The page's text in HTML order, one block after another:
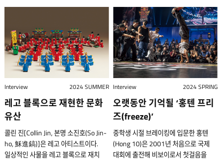
더불어 브랜드 슬로건인 ‘Standard not
Normal’에는 표준이 흔한 것 같지만
사실은 가치를 지켜야만 얻을 수 있다는
우리의 생각을 반영했다. 원목은
스탠다드에이의 정체성이다. 주로 어떤
목재로 가구를 만드는가? 기본적으로
오크, 체리, 월넛 세 가지를 쓰고
메이플을 추가로 활용한다. 목재를
10년 이상 다뤘지만, 아직도 어렵다.
나무의 산지가 바뀌면 가공하는 법도
달라진다. 보통 미국산 목재를
사용하는데, 미국은 지역마다 기후와
환경이 다르기 때문에 목재의 품질이
말이죠. 조금 더 커서 음악을 하게
되면서, 저도 그들처럼 이야기를 잘
버무리는 사람이 되면 좋겠다는 생각을
하게 됐어요.” 특히 그는 체호프의
작품들 가운데 「갈매기」와 「관리의
죽음」에 열광했다. 격조 있는 문어체를
통해 진행되는 스토리에는 엽기적이고
희한한 이야기가 담겨 있었다. 부조리의
미학이 광채를 뿜는 보석 상자를,
단편선은 마음에 깊이 담아두었다.
2000년대 초는 한국에 초고속
인터넷이 보급되면서 온라인 취향
공동체가 만들어지던 시기였다. 당시
청소년기를 지나고 있었던 단편선은
선택이 사라진 시대를 살아가는 우리의
초상을 담아낸다. 이 이야기에 끌리게 된
이유가 궁금하다. 도널드
웨스트레이크의 소설 『액스』를 읽은
지 벌써 20년이 넘었다. 책을 다 읽고 난
순간, ‘이건 꼭 영화로 만들고 싶다’는
생각이 들었다. 그 이유는 여러
가지였지만, 우선 작품의 핵심이었던
비극에 매료되었다. 그러면서 동시에 ‘이
이야기를 조금 다르게, 어쩌면 원작보다
더 유머러스하게 표현해 볼 수 있겠다’는
생각도 들었다. 기저에 깔린 비극에
연극은 큰돈을 버는 일도 아니고, OTT를
통해 전 세계적 명성을 얻는 드라마
감독들처럼 높은 인지도가 생기지도
않는다. 그런데도 왜 그렇게 즐거운지
우문을 던졌더니, “새로운 세계를
만드는 기쁨 때문”이라는 대답이
돌아왔다. “연극은 이야기의 표현
방식이 무척 다양해요. 같은 이야기라도
정말 소소한 일상처럼 풀어낼 수도 있고,
응축해서 상징적으로 표현할 수도 있죠.”
2025년 7월 19일부터 8월 3일까지
두산아트센터 소극장 무대에서
상연되었던 중 한 장면. 창업 2년 차
스타트업을 배경으로 노동 환경 문제를
요소에 재치와 개성을 뒤섞으며 특색
한편으로는 지속가능성을 염두에 둔
업사이클링 디자인도 병행한다.
브랜드명 다시곰은 부사 ‘다시금’의
옛말인데, 이 작명에는 그녀가 추구하는
패션의 가치가 담겨 있다. 기존의 것들을
다시 들여다보고 해석해 새로운 가치를
독일, 탄자니아 등지로 옮겨다니며
해외에서 오래 살았다. 그 세월을 합치면
17년이다. 패션 문외한이었던 그녀는
한국으로 돌아온 뒤 어느 날 불쑥 한복과
침구 등으로 유명한 서울 광장시장에
찾아가 옷 짓는 법을 배웠다. 그러고는
애니메이션 캐릭터를 입체화한
피규어와는 차이가 있다. 국내에서 서브
컬처로 치부되었던 아트 토이가 예술적
가치를 인정받으며 현대 미술의 한
장르로 자리 잡기 시작한 시기는 대략
2000년대 중반부터다. 코로나19
팬데믹 이후에는 새로운 가치를
추구하는 젊은 소비자들이 신규
활성화되면서 큰 인기를 끌게 되었다.
이로써 소수의 마니아들을 중심으로
향유되던 아트 토이 문화가 대중적으로
확산되었다. 핸즈인팩토리는 국내 아트
토이 분야의 현재를 보여 주는 대표적인
크루이다. 2008년 결성된 이 그룹은
질문을 던진다. 칸 영화제에서 진행된
들어보았다. 류승완(Ryoo Seung-
wan, 柳昇完)은 한국 사회의 어두운
면과 인간 본성을 날카롭게
조명하면서도 대중성을 잃지 않는 연출
스타일을 보여 주는 감독이다. 특히
강렬한 서사가 돋보이며, 사회적
메시지와 오락성을 조화롭게 결합한다.
CJ ENM 제공 류승완 감독은 20년 넘게
액션 영화로 유명한 그는 사회 문제에
대한 예리한 관찰과 문제의식을
담아내는 것으로도 잘 알려져 있다.
있다는 평가를 받으며, 이제 지역과
국경을 넘어 전 세계 무대를 향하고
있다. 세이수미는 2023년 10월 <
타이니 데스크 코리아(Tiny Desk
Korea) >에 출연해 < Old Town > 등
대표곡들을 불렀다. 지난해 8월 출항한
이 프로그램은 미국 공영 라디오 방송
콘서트(Tiny Desk Concerts) >의
한국판 버전이다. ⓒ 타이니 데스크
코리아 한반도 남동쪽 끝에 자리한
국내 최대의 항구 도시이다. 이곳에는
세계 최대 규모의 백화점이라
일컬어지는 신세계백화점 센텀시티
Interview 2024 SUMMER
레고 블록으로 재현한 문화
유산
콜린 진[Collin Jin, 본명 소진호(So Jin-
ho, 穌進鎬)]은 레고 아티스트이다.
일상적인 사물을 레고 블록으로 재치
Interview 2024 SPRING
오랫동안 기억될 ‘홍텐 프리
즈(freeze)’
중학생 시절 브레이킹에 입문한 홍텐
(Hong 10)은 2001년 처음으로 국제
대회에 출전해 비보이로서 첫걸음을